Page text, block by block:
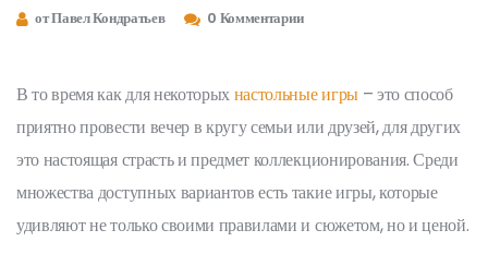
от Павел Кондратьев 0 Комментарии
В то время как для некоторыхнастольные игры– это способ
приятно провести вечер в кругу семьи или друзей, для других
это настоящая страсть и предмет коллекционирования. Среди
множества доступных вариантов есть такие игры, которые
удивляют не только своими правилами и сюжетом, но и ценой.